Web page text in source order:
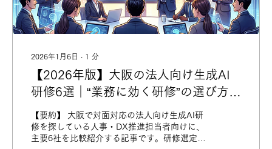
2026年1月6日 ∙ 1 分
【2026年版】大阪の法人向け生成AI
研修6選｜“業務に効く研修”の選び方も
解説
【要約】 大阪で対面対応の法人向け生成AI研
修を探している人事・DX推進担当者向けに、
主要6社を比較紹介する記事です。研修選定で